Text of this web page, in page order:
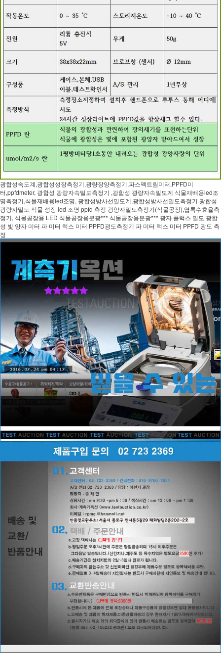
광합성속도계,광합성성장측정기,광량장양측정기,파스펙트림미터,PPFD미
터,ppfdmeter, 광합성 광량자속밀도측정기 ,광합성 광량자속밀도계 식물재배용led조
명측정기,식물재배용led조명, 광합성방사선밀도계,광합성방사선밀도측정기 광합성
광량자밀도 식물 성장 led 조명 ppfd 측정 광양자밀도측정기(식물공장),엽록수효율측
정기, 식물공장용 LED 식물공장용분광*** 식물공장용분광*** 광자 플럭스 밀도 광합
성 빛 양자 미터 파 미터 럭스 미터 PPFD광도측정기 파 미터 럭스 미터 PPFD 광도 측
정